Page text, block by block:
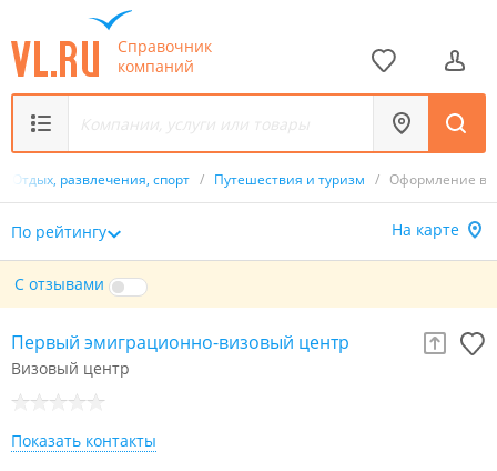
Справочник
компаний
Отдых, развлечения, спорт / Путешествия и туризм / Оформление
По рейтингу На карте
С отзывами
Первый эмиграционно-визовый центр
Визовый центр
Показать контакты